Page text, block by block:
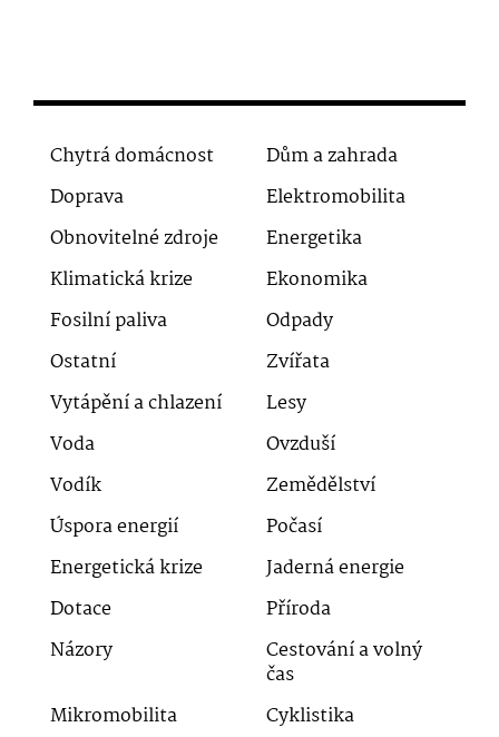
Chytrá domácnost
Dům a zahrada
Doprava
Elektromobilita
Obnovitelné zdroje
Energetika
Klimatická krize
Ekonomika
Fosilní paliva
Odpady
Ostatní
Zvířata
Vytápění a chlazení
Lesy
Voda
Ovzduší
Vodík
Zemědělství
Úspora energií
Počasí
Energetická krize
Jaderná energie
Dotace
Příroda
Názory
Cestování a volný
čas
Mikromobilita
Cyklistika